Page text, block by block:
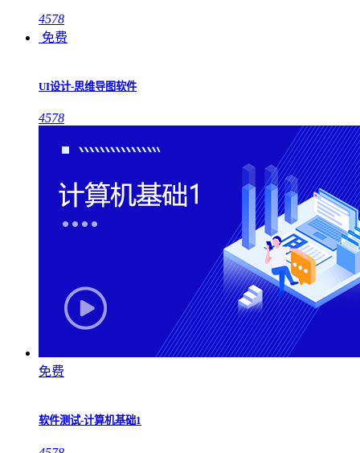
4578
免费
UI设计-思维导图软件
4578
免费
软件测试-计算机基础1